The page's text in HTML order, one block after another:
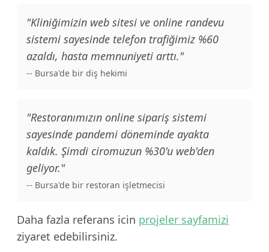
"Kliniğimizin web sitesi ve online randevu
sistemi sayesinde telefon trafiğimiz %60
azaldı, hasta memnuniyeti arttı."
-- Bursa'de bir diş hekimi
"Restoranımızın online sipariş sistemi
sayesinde pandemi döneminde ayakta
kaldık. Şimdi ciromuzun %30'u web'den
geliyor."
-- Bursa'de bir restoran işletmecisi
Daha fazla referans icin projeler sayfamizi
ziyaret edebilirsiniz.